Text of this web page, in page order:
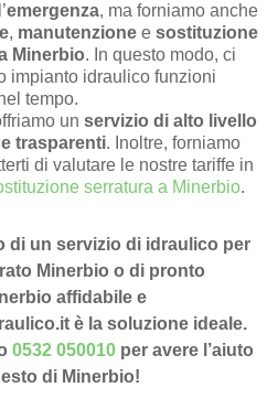
emergenza, ma forniamo anche
, manutenzione esostituzione
Minerbio. In questo modo, ci
impianto idraulico funzioni
tempo.
unservizio di alto livello
trasparenti. Inoltre, forniamo
di valutare le nostre tariffe in
serratura a Minerbio.
di un servizio di idraulico per
Minerbio o di pronto
affidabile e
è la soluzione ideale.
0532 050010 per avere l’aiuto
di Minerbio!